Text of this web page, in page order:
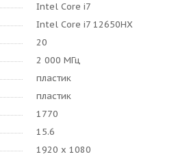
Intel Core i7
Intel Core i7 12650HX
20
2 000 МГц
пластик
пластик
1770
15.6
1920 x 1080